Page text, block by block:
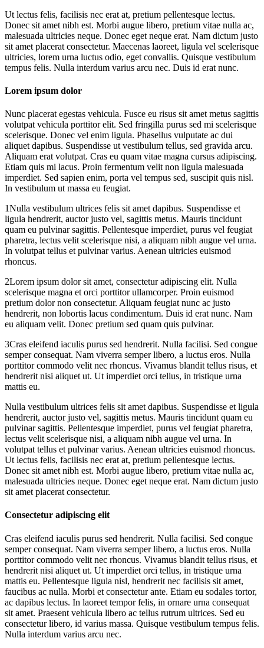
Ut lectus felis, facilisis nec erat at, pretium pellentesque lectus.
Donec sit amet nibh est. Morbi augue libero, pretium vitae nulla ac,
malesuada ultricies neque. Donec eget neque erat. Nam dictum justo
sit amet placerat consectetur. Maecenas laoreet, ligula vel scelerisque
ultricies, lorem urna luctus odio, eget convallis. Quisque vestibulum
tempus felis. Nulla interdum varius arcu nec. Duis id erat nunc.
Lorem ipsum dolor
Nunc placerat egestas vehicula. Fusce eu risus sit amet metus sagittis
volutpat vehicula porttitor elit. Sed fringilla purus sed mi scelerisque
scelerisque. Donec vel enim ligula. Phasellus vulputate ac dui
aliquet dapibus. Suspendisse ut vestibulum tellus, sed gravida arcu.
Aliquam erat volutpat. Cras eu quam vitae magna cursus adipiscing.
Etiam quis mi lacus. Proin fermentum velit non ligula malesuada
imperdiet. Sed sapien enim, porta vel tempus sed, suscipit quis nisl.
In vestibulum ut massa eu feugiat.
1Nulla vestibulum ultrices felis sit amet dapibus. Suspendisse et
ligula hendrerit, auctor justo vel, sagittis metus. Mauris tincidunt
quam eu pulvinar sagittis. Pellentesque imperdiet, purus vel feugiat
pharetra, lectus velit scelerisque nisi, a aliquam nibh augue vel urna.
In volutpat tellus et pulvinar varius. Aenean ultricies euismod
rhoncus.
2Lorem ipsum dolor sit amet, consectetur adipiscing elit. Nulla
scelerisque magna et orci porttitor ullamcorper. Proin euismod
pretium dolor non consectetur. Aliquam feugiat nunc ac justo
hendrerit, non lobortis lacus condimentum. Duis id erat nunc. Nam
eu aliquam velit. Donec pretium sed quam quis pulvinar.
3Cras eleifend iaculis purus sed hendrerit. Nulla facilisi. Sed congue
semper consequat. Nam viverra semper libero, a luctus eros. Nulla
porttitor commodo velit nec rhoncus. Vivamus blandit tellus risus, et
hendrerit nisi aliquet ut. Ut imperdiet orci tellus, in tristique urna
mattis eu.
Nulla vestibulum ultrices felis sit amet dapibus. Suspendisse et ligula
hendrerit, auctor justo vel, sagittis metus. Mauris tincidunt quam eu
pulvinar sagittis. Pellentesque imperdiet, purus vel feugiat pharetra,
lectus velit scelerisque nisi, a aliquam nibh augue vel urna. In
volutpat tellus et pulvinar varius. Aenean ultricies euismod rhoncus.
Ut lectus felis, facilisis nec erat at, pretium pellentesque lectus.
Donec sit amet nibh est. Morbi augue libero, pretium vitae nulla ac,
malesuada ultricies neque. Donec eget neque erat. Nam dictum justo
sit amet placerat consectetur.
Consectetur adipiscing elit
Cras eleifend iaculis purus sed hendrerit. Nulla facilisi. Sed congue
semper consequat. Nam viverra semper libero, a luctus eros. Nulla
porttitor commodo velit nec rhoncus. Vivamus blandit tellus risus, et
hendrerit nisi aliquet ut. Ut imperdiet orci tellus, in tristique urna
mattis eu. Pellentesque ligula nisl, hendrerit nec facilisis sit amet,
faucibus ac nulla. Morbi et consectetur ante. Etiam eu sodales tortor,
ac dapibus lectus. In laoreet tempor felis, in ornare urna consequat
sit amet. Praesent vehicula libero ac tellus rutrum ultrices. Sed eu
consectetur libero, id varius massa. Quisque vestibulum tempus felis.
Nulla interdum varius arcu nec.